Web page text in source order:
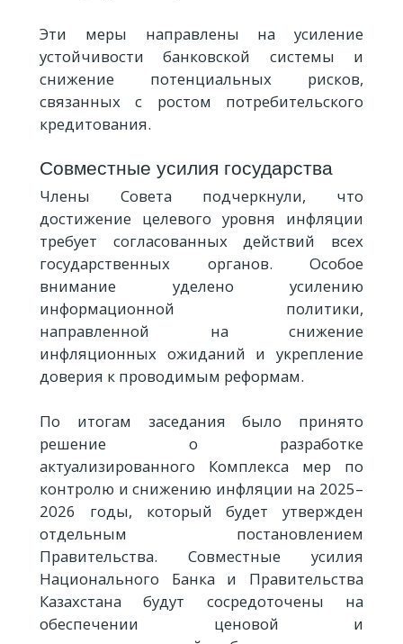
Эти меры направлены на усиление
устойчивости банковской системы и
снижение потенциальных рисков,
связанных с ростом потребительского
кредитования.
Совместные усилия государства
Члены Совета подчеркнули, что
достижение целевого уровня инфляции
требует согласованных действий всех
государственных органов. Особое
внимание уделено усилению
информационной политики,
направленной на снижение
инфляционных ожиданий и укрепление
доверия к проводимым реформам.
По итогам заседания было принято
решение о разработке
актуализированного Комплекса мер по
контролю и снижению инфляции на 2025–
2026 годы, который будет утвержден
отдельным постановлением
Правительства. Совместные усилия
Национального Банка и Правительства
Казахстана будут сосредоточены на
обеспечении ценовой и